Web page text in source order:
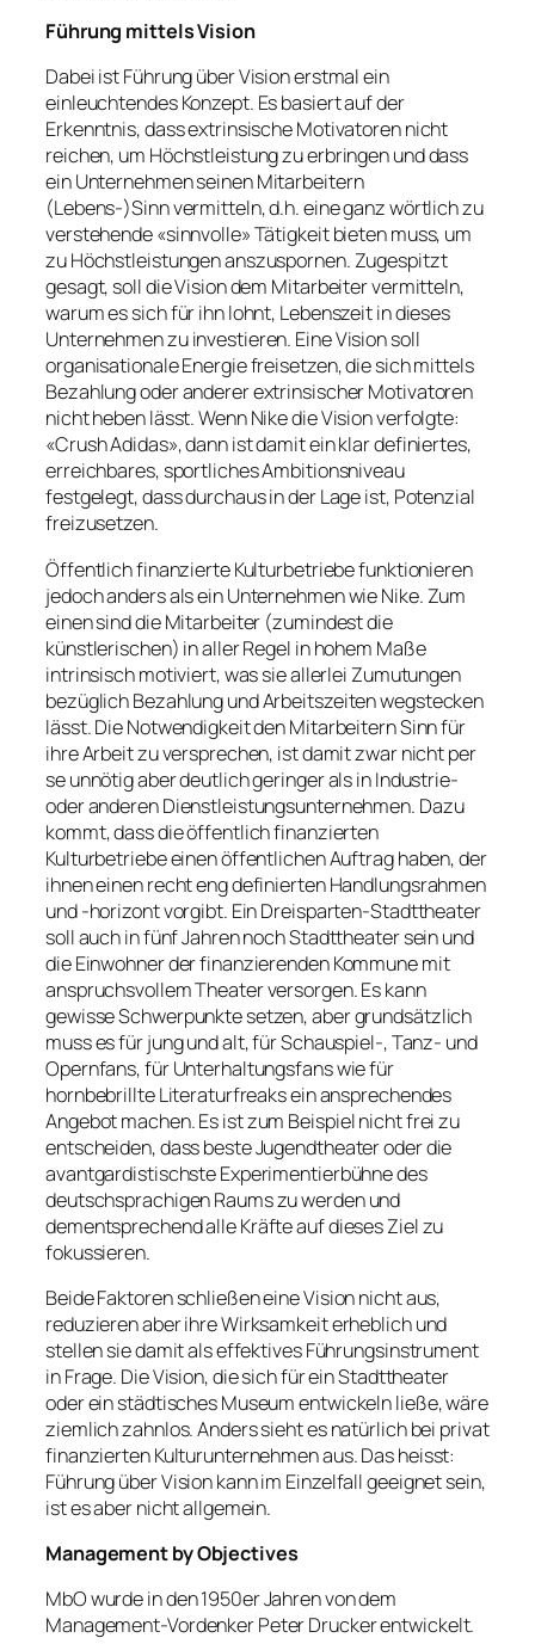
Führung mittels Vision
Dabei ist Führung über Vision erstmal ein
einleuchtendes Konzept. Es basiert auf der
Erkenntnis, dass extrinsische Motivatoren nicht
reichen, um Höchstleistung zu erbringen und dass
ein Unternehmen seinen Mitarbeitern
(Lebens-)Sinn vermitteln, d.h. eine ganz wörtlich zu
verstehende «sinnvolle» Tätigkeit bieten muss, um
zu Höchstleistungen anszuspornen. Zugespitzt
gesagt, soll die Vision dem Mitarbeiter vermitteln,
warum es sich für ihn lohnt, Lebenszeit in dieses
Unternehmen zu investieren. Eine Vision soll
organisationale Energie freisetzen, die sich mittels
Bezahlung oder anderer extrinsischer Motivatoren
nicht heben lässt. Wenn Nike die Vision verfolgte:
«Crush Adidas», dann ist damit ein klar definiertes,
erreichbares, sportliches Ambitionsniveau
festgelegt, dass durchaus in der Lage ist, Potenzial
freizusetzen.
Öffentlich finanzierte Kulturbetriebe funktionieren
jedoch anders als ein Unternehmen wie Nike. Zum
einen sind die Mitarbeiter (zumindest die
künstlerischen) in aller Regel in hohem Maße
intrinsisch motiviert, was sie allerlei Zumutungen
bezüglich Bezahlung und Arbeitszeiten wegstecken
lässt. Die Notwendigkeit den Mitarbeitern Sinn für
ihre Arbeit zu versprechen, ist damit zwar nicht per
se unnötig aber deutlich geringer als in Industrie-
oder anderen Dienstleistungsunternehmen. Dazu
kommt, dass die öffentlich finanzierten
Kulturbetriebe einen öffentlichen Auftrag haben, der
ihnen einen recht eng definierten Handlungsrahmen
und -horizont vorgibt. Ein Dreisparten-Stadttheater
soll auch in fünf Jahren noch Stadttheater sein und
die Einwohner der finanzierenden Kommune mit
anspruchsvollem Theater versorgen. Es kann
gewisse Schwerpunkte setzen, aber grundsätzlich
muss es für jung und alt, für Schauspiel-, Tanz- und
Opernfans, für Unterhaltungsfans wie für
hornbebrillte Literaturfreaks ein ansprechendes
Angebot machen. Es ist zum Beispiel nicht frei zu
entscheiden, dass beste Jugendtheater oder die
avantgardistischste Experimentierbühne des
deutschsprachigen Raums zu werden und
dementsprechend alle Kräfte auf dieses Ziel zu
fokussieren.
Beide Faktoren schließen eine Vision nicht aus,
reduzieren aber ihre Wirksamkeit erheblich und
stellen sie damit als effektives Führungsinstrument
in Frage. Die Vision, die sich für ein Stadttheater
oder ein städtisches Museum entwickeln ließe, wäre
ziemlich zahnlos. Anders sieht es natürlich bei privat
finanzierten Kulturunternehmen aus. Das heisst:
Führung über Vision kann im Einzelfall geeignet sein,
ist es aber nicht allgemein.
Management by Objectives
MbO wurde in den 1950er Jahren von dem
Management-Vordenker Peter Drucker entwickelt.